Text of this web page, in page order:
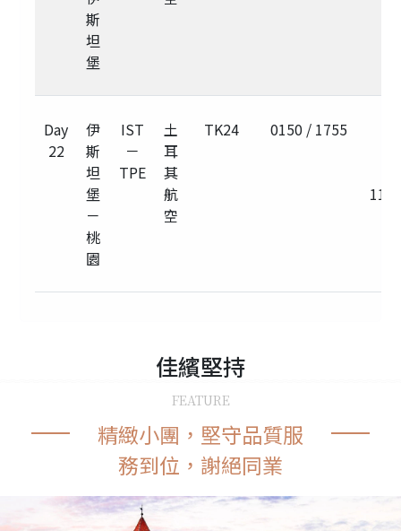
斯
坦
堡
Day
22
伊
斯
坦
堡
－
桃
園
IST
－
TPE
土
耳
其
航
空
TK24 0150 / 1755
佳繽堅持
FEATURE
精緻小團，堅守品質服
務到位，謝絕同業